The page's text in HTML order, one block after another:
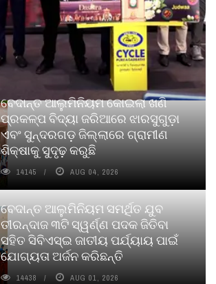
ବେଦାନ୍ତ ଆଲୁମିନିୟମ କୋଇଲା ଖଣି
ପ୍ରକଳ୍ପ ବିଦ୍ୟା ଜରିଆରେ ଝାରସୁଗୁଡ଼ା
ଏବଂ ସୁନ୍ଦରଗଡ଼ ଜିଲ୍ଲାରେ ଗ୍ରାମୀଣ
ଶିକ୍ଷାକୁ ସୁଦୃଢ଼ କରୁଛି
14145 AUG 04, 2026
ବେଦାନ୍ତ ଆଲୁମିନିୟମ ସମର୍ଥିତ ଯୁବ
ତୀରନ୍ଦାଜ ୩ଟି ସ୍ୱର୍ଣ୍ଣ ପଦକ ଜିତିବା
ସହିତ ସିବିଏସ୍ଇ ଜାତୀୟ ପର୍ଯ୍ୟାୟ ପାଇଁ
ଯୋଗ୍ୟତା ଅର୍ଜନ କରିଛନ୍ତି
14438 AUG 01, 2026